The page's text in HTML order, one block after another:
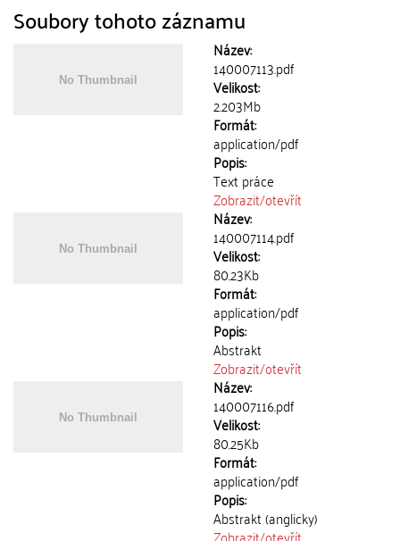
Soubory tohoto záznamu
Název:
140007113.pdf
Velikost:
2.203Mb
Formát:
application/pdf
Popis:
Text práce
Zobrazit/otevřít
Název:
140007114.pdf
Velikost:
80.23Kb
Formát:
application/pdf
Popis:
Abstrakt
Zobrazit/otevřít
Název:
140007116.pdf
Velikost:
80.25Kb
Formát:
application/pdf
Popis:
Abstrakt (anglicky)